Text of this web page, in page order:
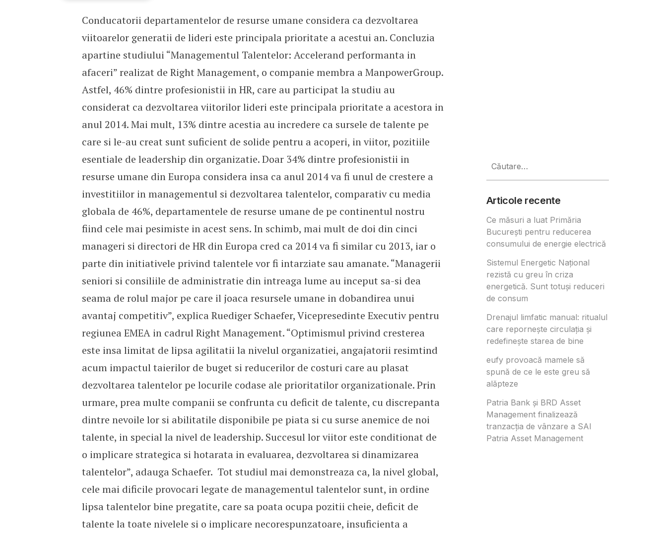
Un nou val de lideri
Conducatorii departamentelor de resurse umane considera ca dezvoltarea
viitoarelor generatii de lideri este principala prioritate a acestui an. Concluzia
apartine studiului “Managementul Talentelor: Accelerand performanta in
afaceri” realizat de Right Management, o companie membra a ManpowerGroup.
Astfel, 46% dintre profesionistii in HR, care au participat la studiu au
considerat ca dezvoltarea viitorilor lideri este principala prioritate a acestora in
anul 2014. Mai mult, 13% dintre acestia au incredere ca sursele de talente pe
care si le-au creat sunt suficient de solide pentru a acoperi, in viitor, pozitiile
esentiale de leadership din organizatie. Doar 34% dintre profesionistii in
resurse umane din Europa considera insa ca anul 2014 va fi unul de crestere a
investitiilor in managementul si dezvoltarea talentelor, comparativ cu media
globala de 46%, departamentele de resurse umane de pe continentul nostru
fiind cele mai pesimiste in acest sens. In schimb, mai mult de doi din cinci
manageri si directori de HR din Europa cred ca 2014 va fi similar cu 2013, iar o
parte din initiativele privind talentele vor fi intarziate sau amanate. “Managerii
seniori si consiliile de administratie din intreaga lume au inceput sa-si dea
seama de rolul major pe care il joaca resursele umane in dobandirea unui
avantaj competitiv”, explica Ruediger Schaefer, Vicepresedinte Executiv pentru
regiunea EMEA in cadrul Right Management. “Optimismul privind cresterea
este insa limitat de lipsa agilitatii la nivelul organizatiei, angajatorii resimtind
acum impactul taierilor de buget si reducerilor de costuri care au plasat
dezvoltarea talentelor pe locurile codase ale prioritatilor organizationale. Prin
urmare, prea multe companii se confrunta cu deficit de talente, cu discrepanta
dintre nevoile lor si abilitatile disponibile pe piata si cu surse anemice de noi
talente, in special la nivel de leadership. Succesul lor viitor este conditionat de
o implicare strategica si hotarata in evaluarea, dezvoltarea si dinamizarea
talentelor”, adauga Schaefer. Tot studiul mai demonstreaza ca, la nivel global,
cele mai dificile provocari legate de managementul talentelor sunt, in ordine
lipsa talentelor bine pregatite, care sa poata ocupa pozitii cheie, deficit de
talente la toate nivelele si o implicare necorespunzatoare, insuficienta a
după:
Articole recente
Ce măsuri a luat Primăria
București pentru reducerea
consumului de energie electrică
Sistemul Energetic Național
rezistă cu greu în criza
energetică. Sunt totuși reduceri
de consum
Drenajul limfatic manual: ritualul
care repornește circulația și
redefinește starea de bine
eufy provoacă mamele să
spună de ce le este greu să
alăpteze
Patria Bank și BRD Asset
Management finalizează
tranzacția de vânzare a SAI
Patria Asset Management